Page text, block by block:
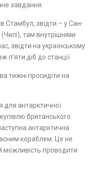
завдання.
Стамбул, звідти – у Сан-
там внутрішніми
звідти на українському
діб до станції.
тижні просидіти на
для антарктичної
купівлю британського
антарктична
кораблем. Це не
можливість проводити